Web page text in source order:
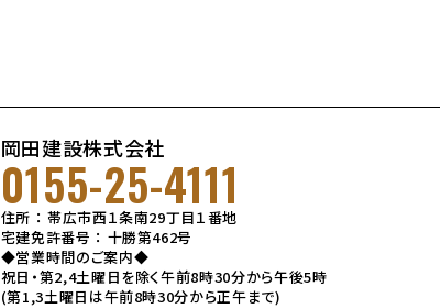
岡田建設株式会社
0155-25-4111
住所 ： 帯広市西１条南29丁目１番地
宅建免許番号 ： 十勝第462号
◆営業時間のご案内◆
祝日・第2,4土曜日を除く午前8時30分から午後5時
(第1,3土曜日は午前8時30分から正午まで)